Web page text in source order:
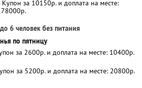
за 10150р. и доплата на месте:
6 человек без питания
по пятницу
за 2600р. и доплата на месте: 10400р.
за 5200р. и доплата на месте: 20800р.